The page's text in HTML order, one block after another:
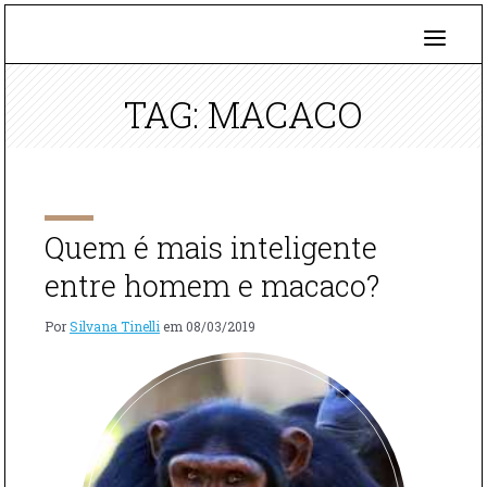
TAG: MACACO
Quem é mais inteligente
entre homem e macaco?
PorSilvana Tinelli em 08/03/2019